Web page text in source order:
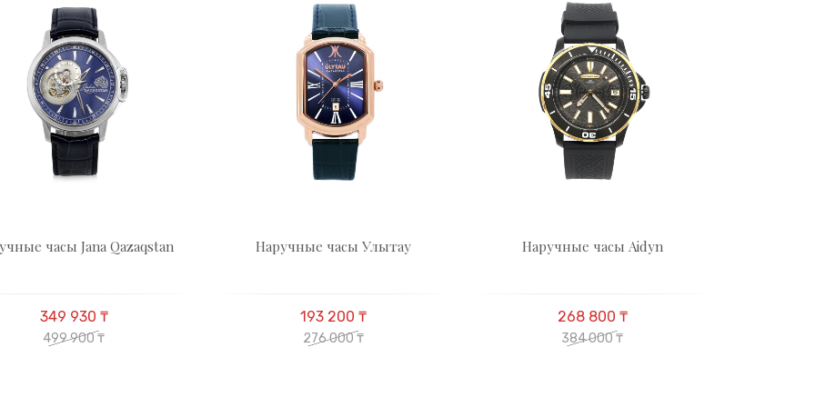
часы Jana Qazaqstan
349 930 ₸
499 900 ₸
Наручные часы Улытау
193 200 ₸
276 000 ₸
Наручные часы Aidyn
268 800 ₸
384 000 ₸